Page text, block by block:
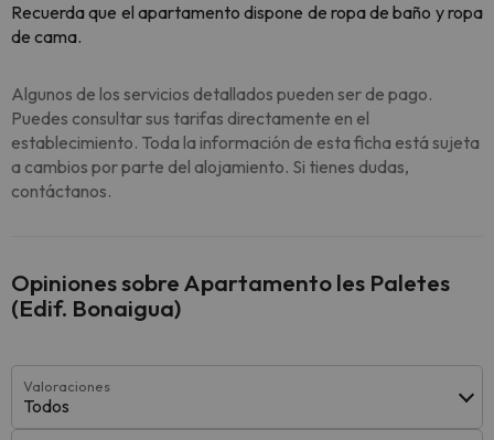
Recuerda que el apartamento dispone de ropa de baño y ropa
de cama.
Algunos de los servicios detallados pueden ser de pago.
Puedes consultar sus tarifas directamente en el
establecimiento. Toda la información de esta ficha está sujeta
a cambios por parte del alojamiento. Si tienes dudas,
contáctanos.
Opiniones sobre Apartamento les Paletes
(Edif. Bonaigua)
Valoraciones
Todos